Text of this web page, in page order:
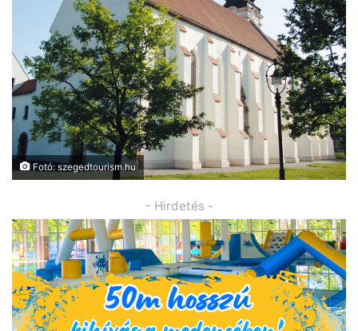
Fotó: szegedtourism.hu
- Hirdetés -